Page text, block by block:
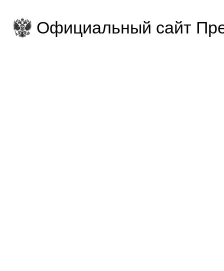
Официальный сайт